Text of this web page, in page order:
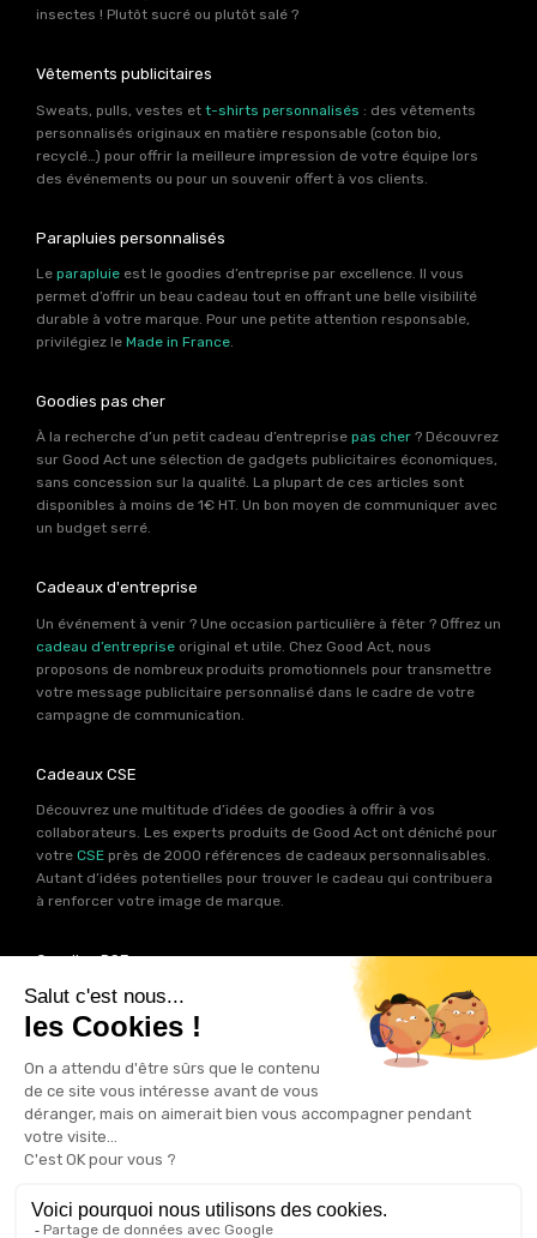
insectes ! Plutôt sucré ou plutôt salé ?
Vêtements publicitaires
Sweats, pulls, vestes et t-shirts personnalisés : des vêtements
personnalisés originaux en matière responsable (coton bio,
recyclé…) pour offrir la meilleure impression de votre équipe lors
des événements ou pour un souvenir offert à vos clients.
Parapluies personnalisés
Le parapluie est le goodies d’entreprise par excellence. Il vous
permet d’offrir un beau cadeau tout en offrant une belle visibilité
durable à votre marque. Pour une petite attention responsable,
privilégiez le Made in France.
Goodies pas cher
À la recherche d’un petit cadeau d’entreprise pas cher ? Découvrez
sur Good Act une sélection de gadgets publicitaires économiques,
sans concession sur la qualité. La plupart de ces articles sont
disponibles à moins de 1€ HT. Un bon moyen de communiquer avec
un budget serré.
Cadeaux d'entreprise
Un événement à venir ? Une occasion particulière à fêter ? Offrez un
cadeau d’entreprise original et utile. Chez Good Act, nous
proposons de nombreux produits promotionnels pour transmettre
votre message publicitaire personnalisé dans le cadre de votre
campagne de communication.
Cadeaux CSE
Découvrez une multitude d’idées de goodies à offrir à vos
collaborateurs. Les experts produits de Good Act ont déniché pour
votre CSE près de 2000 références de cadeaux personnalisables.
Autant d’idées potentielles pour trouver le cadeau qui contribuera
à renforcer votre image de marque.
Goodies RSE
Vous souhaitez communiquer en accord avec vos valeurs ? Ca
tombe bien ! Un grand nombre de produits présents sur Good Act
sont fabriqués en France et en Europe.
Notre sélection RSEvous
permet de trouver un goodies parfait pour votre campagne de
communication. Des produits fabriqués avec amour dans de
bonnes conditions et un impact limité sur la planête.